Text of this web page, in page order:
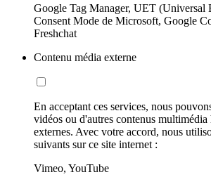
Google Tag Manager, UET (Universal
Consent Mode de Microsoft, Google
Freshchat
Contenu média externe
En acceptant ces services, nous
vidéos ou d'autres contenus multimédia
externes. Avec votre accord, nous
suivants sur ce site internet :
Vimeo, YouTube